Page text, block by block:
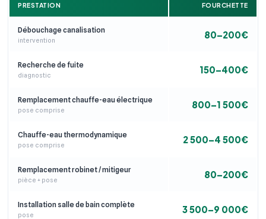
PRESTATION FOURCHETTE
Débouchage canalisation
intervention 80–200€
Recherche de fuite
diagnostic 150–400€
Remplacement chauffe-eau électrique
pose comprise 800–1 500€
Chauffe-eau thermodynamique
pose comprise 2 500–4 500€
Remplacement robinet / mitigeur
pièce + pose 80–200€
Installation salle de bain complète
pose 3 500–9 000€